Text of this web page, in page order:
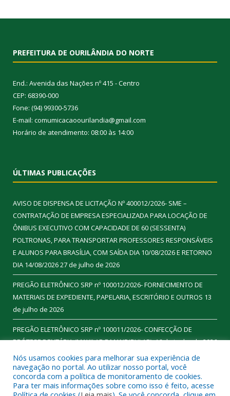
PREFEITURA DE OURILÂNDIA DO NORTE
End.: Avenida das Nações nº 415 - Centro
CEP: 68390-000
Fone: (94) 99300-5736
E-mail: comumicacaoourilandia@gmail.com
Horário de atendimento: 08:00 às 14:00
ÚLTIMAS PUBLICAÇÕES
AVISO DE DISPENSA DE LICITAÇÃO Nº 400012/2026- SME –
CONTRATAÇÃO DE EMPRESA ESPECIALIZADA PARA LOCAÇÃO DE
ÔNIBUS EXECUTIVO COM CAPACIDADE DE 60 (SESSENTA)
POLTRONAS, PARA TRANSPORTAR PROFESSORES RESPONSÁVEIS
E ALUNOS PARA BRASÍLIA, COM SAÍDA DIA 10/08/2026 E RETORNO
DIA 14/08/202627 de julho de 2026
PREGÃO ELETRÔNICO SRP nº 100012/2026- FORNECIMENTO DE
MATERIAIS DE EXPEDIENTE, PAPELARIA, ESCRITÓRIO E OUTROS 13
de julho de 2026
PREGÃO ELETRÔNICO SRP nº 100011/2026- CONFECÇÃO DE
PRÓTESE DENTÁRIA (MAXILAR E MANDIBULAR).16 de junho de 2026
Todos os direitos reservados a Prefeitura Municipal de
Nós usamos cookies para melhorar sua experiência de
navegação no portal. Ao utilizar nosso portal, você
concorda com a política de monitoramento de cookies.
Para ter mais informações sobre como isso é feito, acesse